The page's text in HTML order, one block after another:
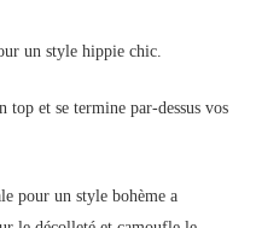
un style hippie chic.
top et se termine par-dessus vos
pour un style bohème a